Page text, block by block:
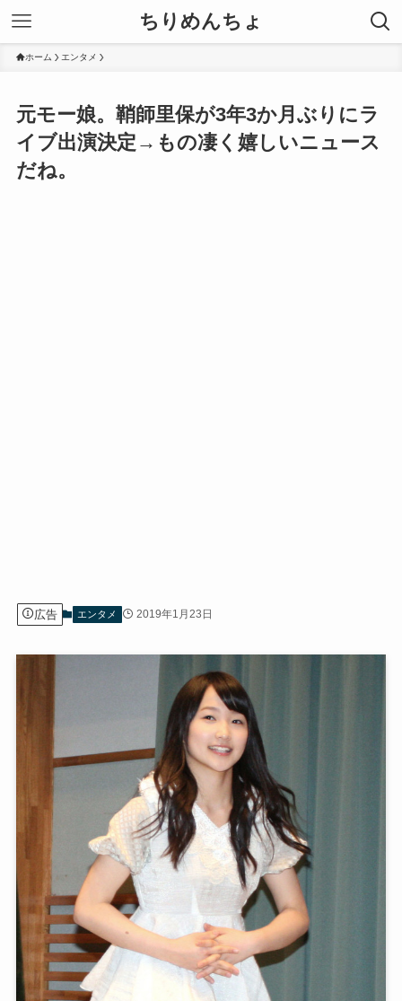
ちりめんちょ
ホーム エンタメ
元モー娘。鞘師里保が3年3か月ぶりにラ
イブ出演決定→もの凄く嬉しいニュース
だね。
広告 エンタメ 2019年1月23日